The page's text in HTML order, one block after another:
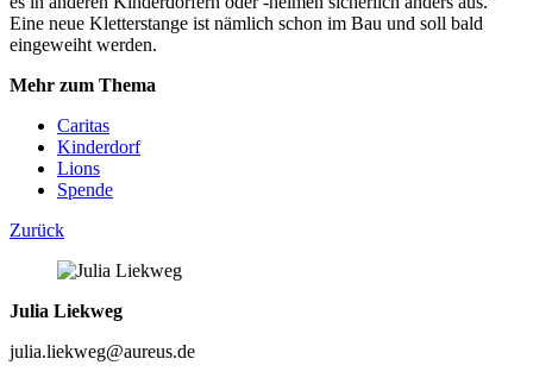
Eine neue Kletterstange ist nämlich schon im Bau und soll bald
eingeweiht werden.
Mehr zum Thema
Caritas
Kinderdorf
Lions
Spende
Zurück
Julia Liekweg
julia.liekweg@aureus.de